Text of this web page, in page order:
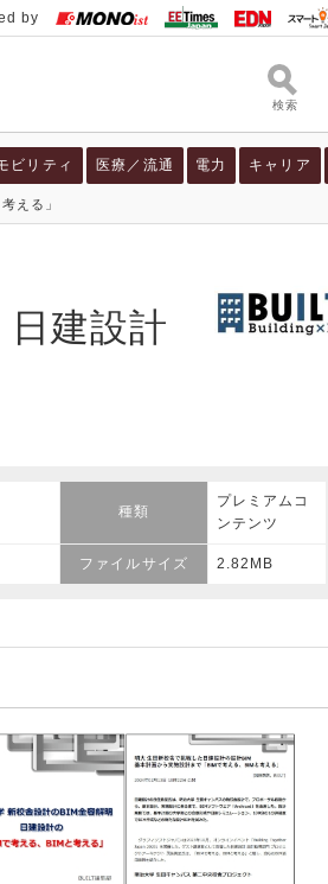
検索
ビリティ 医療／流通 電力 キャリア
える」
建設計
種類
プレミアムコ
ンテンツ
ファイルサイズ 2.82MB